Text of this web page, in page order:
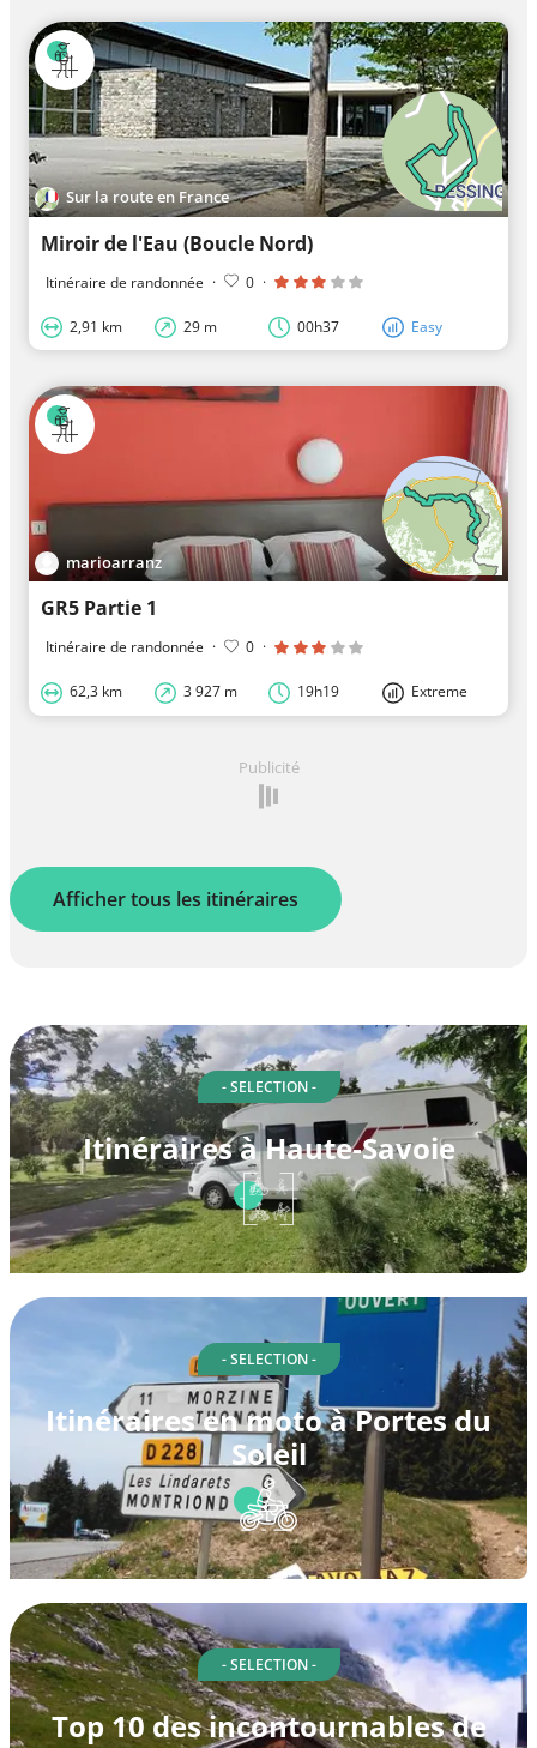
Sur la route en France
Miroir de l'Eau (Boucle Nord)
Itinéraire de randonnée · 0 ·
2,91 km 29 m 00h37 Easy
marioarranz
GR5 Partie 1
Itinéraire de randonnée · 0 ·
62,3 km 3 927 m 19h19 Extreme
Publicité
Afficher tous les itinéraires
- SELECTION -
Itinéraires à Haute-Savoie
- SELECTION -
Itinéraires en moto à Portes du
Soleil
- SELECTION -
Top 10 des incontournables de